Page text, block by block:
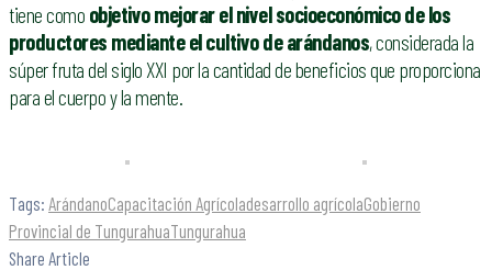
tiene como objetivo mejorar el nivel socioeconómico de los
productores mediante el cultivo de arándanos, considerada la
súper fruta del siglo XXI por la cantidad de beneficios que proporciona
para el cuerpo y la mente.
Tags: ArándanoCapacitación Agrícoladesarrollo agrícolaGobierno
Provincial de TungurahuaTungurahua
Share Article